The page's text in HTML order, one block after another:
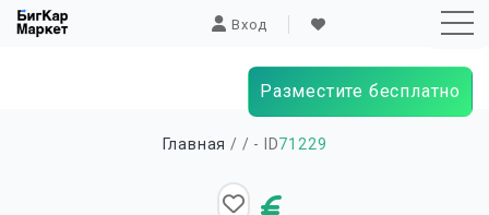
Вход
Разместите бесплатно
Главная / / - ID71229